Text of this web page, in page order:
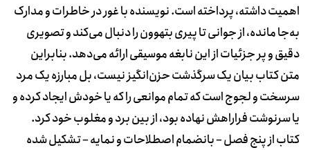
اهمیت داشته، پرداخته است. نویسنده با غور در خاطرات و مدارک
به‌جا مانده، از جوانی تا پیری بتهوون را دنبال می‌کند و تصویری
دقیق و پر جزئیات از این نابغه موسیقی ارائه می‌دهد. بنابراین
متن کتاب بیان یک سرگذشت حزن‌انگیز نیست، بل مبارزه یک مرد
سرسخت و لجوج است که تمام موانعی را که یا خودش ایجاد کرده و
یا سرنوشت فراراهش نهاده بود، از بین برد و مغلوب خود کرد.
کتاب از پنج فصل – بانضمام اصطلاحات و نمایه – تشکیل شده